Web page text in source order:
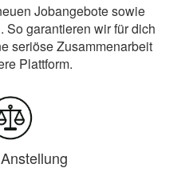
Jobangebote sowie
So garantieren wir für dich
seriöse Zusammenarbeit
Plattform.